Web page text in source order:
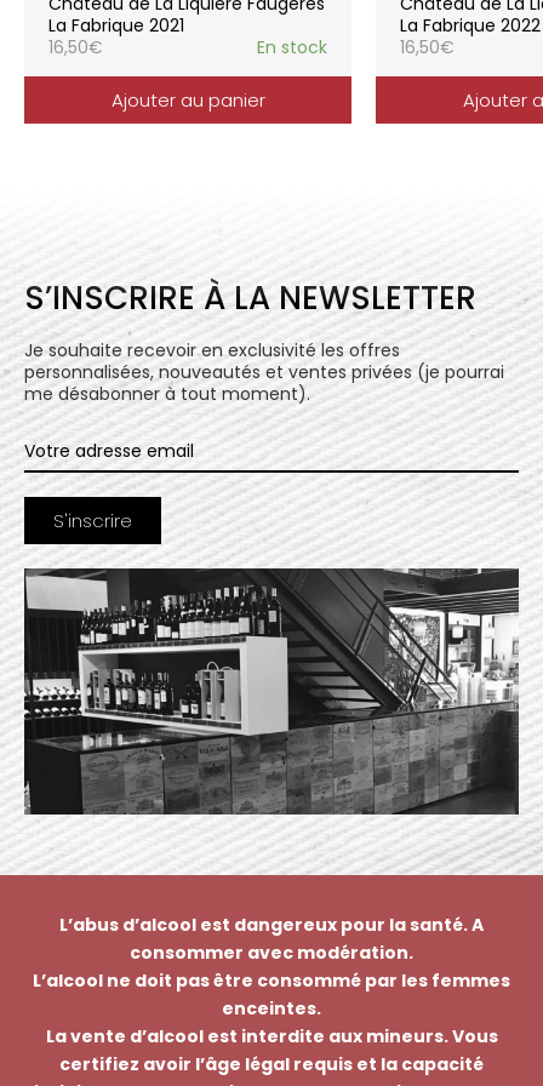
l’expression du terroir.
La Fabrique 2021
16,50€ En stock
Ajouter au panier
La Fabrique 2022
16,50€
Ajouter
S’INSCRIRE À LA NEWSLETTER
Je souhaite recevoir en exclusivité les offres
personnalisées, nouveautés et ventes privées (je pourrai
me désabonner à tout moment).
L’abus d’alcool est dangereux pour la santé. A
consommer avec modération.
L’alcool ne doit pas être consommé par les femmes
enceintes.
La vente d’alcool est interdite aux mineurs. Vous
certifiez avoir l’âge légal requis et la capacité